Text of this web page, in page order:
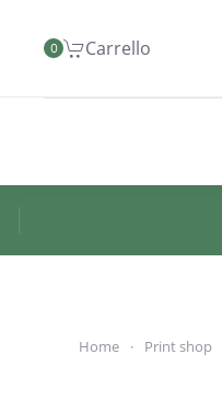
Skip to main content
0 Carrello
Home Print shop